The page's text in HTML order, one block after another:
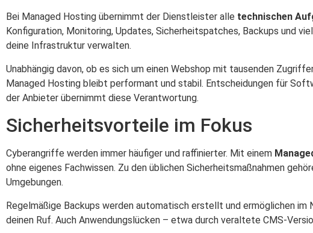
Bei Managed Hosting übernimmt der Dienstleister alle technischen
Konfiguration, Monitoring, Updates, Sicherheitspatches, Backups und
deine Infrastruktur verwalten.
Unabhängig davon, ob es sich um einen Webshop mit tausenden
Managed Hosting bleibt performant und stabil. Entscheidungen für
der Anbieter übernimmt diese Verantwortung.
Sicherheitsvorteile im Fokus
Cyberangriffe werden immer häufiger und raffinierter. Mit einem
ohne eigenes Fachwissen. Zu den üblichen Sicherheitsmaßnahmen
Umgebungen.
Regelmäßige Backups werden automatisch erstellt und ermöglichen
deinen Ruf. Auch Anwendungslücken – etwa durch veraltete CMS-